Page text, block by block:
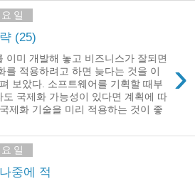
일
(25)
›
이미 개발해 놓고 비즈니스가 잘되면
를 적용하려고 하면 늦다는 것을 이
보았다. 소프트웨어를 기획할 때부
도 국제화 가능성이 있다면 계획에 따
제화 기술을 미리 적용하는 것이 좋
일
중에 적